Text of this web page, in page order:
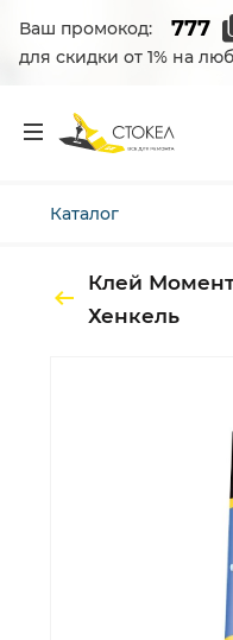
Ваш промокод:
для скидки от 1% на
Каталог
Клей
Хенкель